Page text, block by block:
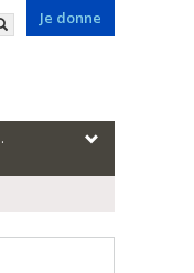
Je donne
Rechercher